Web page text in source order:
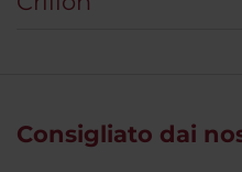
Consigliato dai